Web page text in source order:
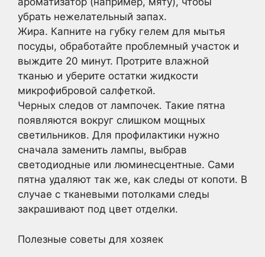
убрать нежелательный запах.
Жира. Капните на губку гелем для мытья
посуды, обработайте проблемный участок и
выждите 20 минут. Протрите влажной
тканью и уберите остатки жидкости
микрофибровой салфеткой.
Черных следов от лампочек. Такие пятна
появляются вокруг слишком мощных
светильников. Для профилактики нужно
сначала заменить лампы, выбрав
светодиодные или люминесцентные. Сами
пятна удаляют так же, как следы от копоти. В
случае с тканевыми потолками следы
закрашивают под цвет отделки.
Полезные советы для хозяек